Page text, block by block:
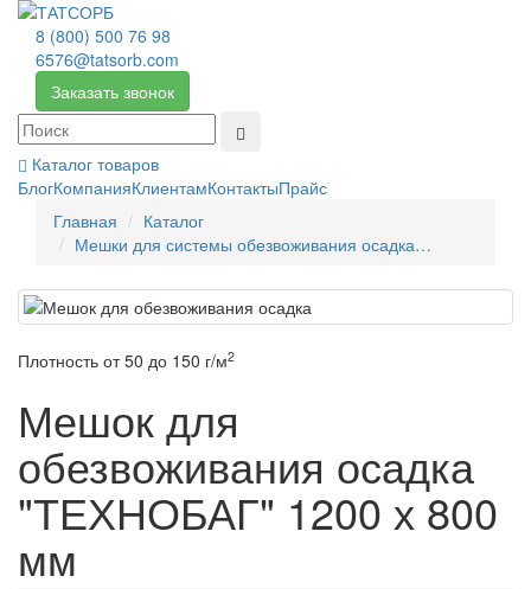
8 (800) 500 76 98
6576@tatsorb.com
Заказать звонок
Каталог товаров
БлогКомпанияКлиентамКонтактыПрайс
Главная
Каталог
Мешки для системы обезвоживания осадка…
Плотность от 50 до 150 г/м2
Мешок для
обезвоживания осадка
"ТЕХНОБАГ" 1200 х 800
мм